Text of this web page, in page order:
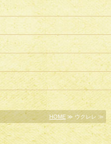
HOME ≫ ウクレレ ≫